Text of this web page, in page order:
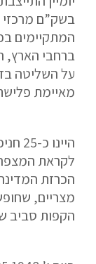
בשק”ם מרכזי
המתקיימים
ברחבי הארץ,
על השליטה
מאיימת
הכרזת
מצריים,
הקפות סביב